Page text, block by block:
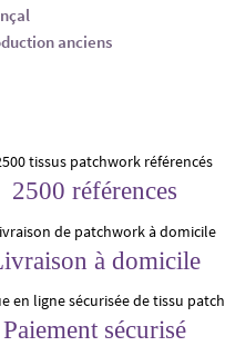
anciens
2500 références
à domicile
Paiement sécurisé